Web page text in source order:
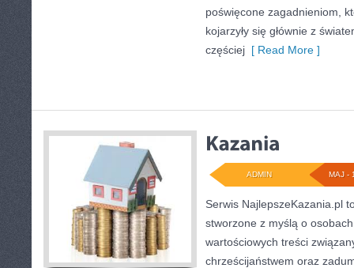
poświęcone zagadnieniom,
kojarzyły się głównie z
częściej [ Read More ]
MAJ -
ADMIN
Serwis NajlepszeKazania.pl
stworzone z myślą o
wartościowych treści
chrześcijaństwem oraz